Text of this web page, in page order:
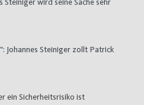
Johannes Steiniger zollt Patrick
ein Sicherheitsrisiko ist